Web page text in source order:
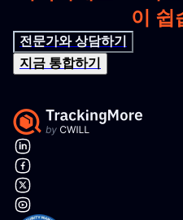
이 쉽
전문가와 상담하기
지금 통합하기